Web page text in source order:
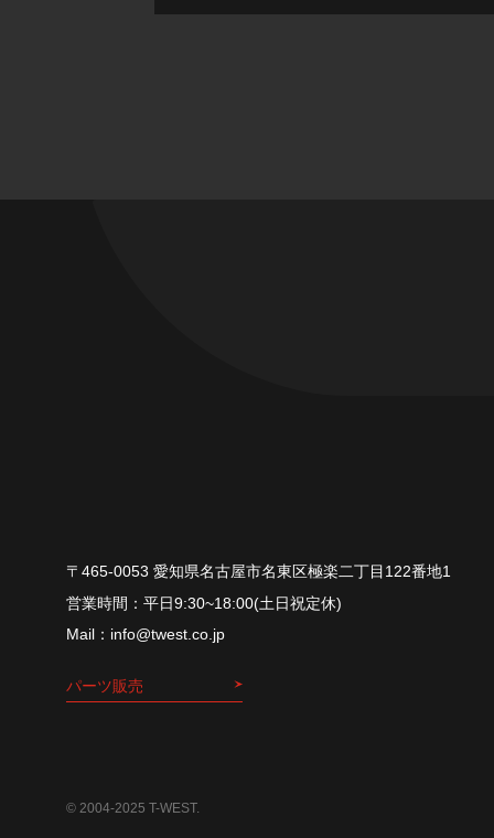
〒465-0053 愛知県名古屋市名東区極楽二丁目122番地1
平⽇9:30~18:00(⼟⽇祝定休)
info@twest.co.jp
パーツ販売
© 2004-2025 T-WEST.